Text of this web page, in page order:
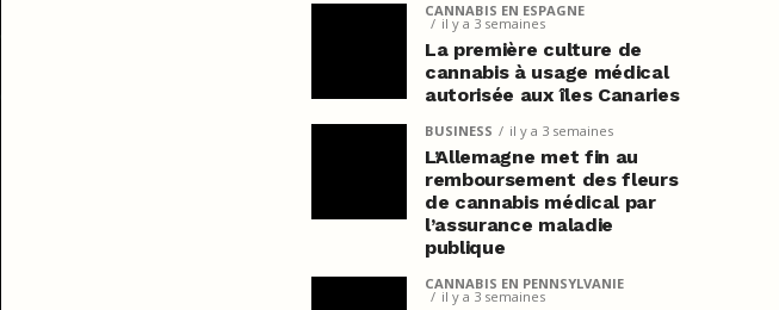
CANNABIS EN ESPAGNE
il y a 3 semaines
La première culture de
cannabis à usage médical
autorisée aux îles Canaries
BUSINESS il y a 3 semaines
L’Allemagne met fin au
remboursement des fleurs
de cannabis médical par
l’assurance maladie
publique
CANNABIS EN PENNSYLVANIE
il y a 3 semaines